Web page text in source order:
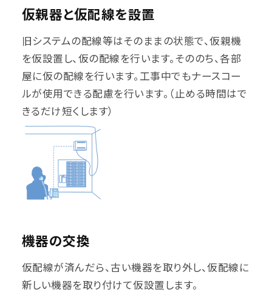
仮親器と仮配線を設置
旧システムの配線等はそのままの状態で、仮親機
を仮設置し、仮の配線を行います。そののち、各部
屋に仮の配線を行います。工事中でもナースコー
ルが使用できる配慮を行います。（止める時間はで
きるだけ短くします）
機器の交換
仮配線が済んだら、古い機器を取り外し、仮配線に
新しい機器を取り付けて仮設置します。